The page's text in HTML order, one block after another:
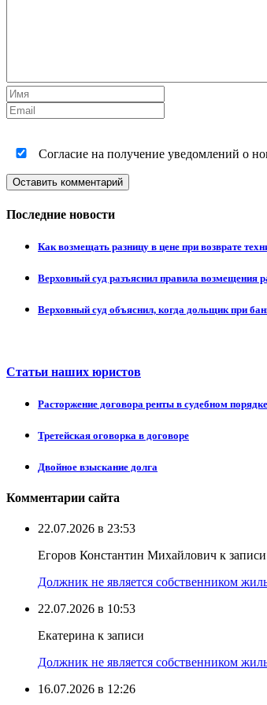
Согласие на получение уведомлений о
Оставить комментарий
Последние новости
Как возмещать разницу в цене при возврате
Верховный суд разъяснил правила возмещения
Верховный суд объяснил, когда дольщик при
Статьи наших юристов
Расторжение договора ренты в судебном порядке
Третейская оговорка в договоре
Двойное взыскание долга
Комментарии сайта
22.07.2026 в 23:53
Егоров Константин Михайлович к записи
Должник не является собственником
22.07.2026 в 10:53
Екатерина к записи
Должник не является собственником
16.07.2026 в 12:26